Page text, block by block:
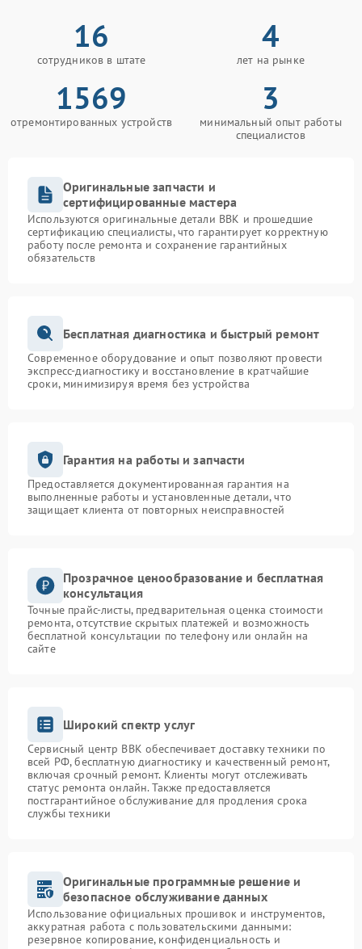
16
сотрудников в штате
4
лет на рынке
1569
отремонтированных устройств
3
минимальный опыт работы
специалистов
Оригинальные запчасти и
сертифицированные мастера
Используются оригинальные детали BBK и прошедшие
сертификацию специалисты, что гарантирует корректную
работу после ремонта и сохранение гарантийных
обязательств
Бесплатная диагностика и быстрый ремонт
Современное оборудование и опыт позволяют провести
экспресс-диагностику и восстановление в кратчайшие
сроки, минимизируя время без устройства
Гарантия на работы и запчасти
Предоставляется документированная гарантия на
выполненные работы и установленные детали, что
защищает клиента от повторных неисправностей
Прозрачное ценообразование и бесплатная
консультация
Точные прайс-листы, предварительная оценка стоимости
ремонта, отсутствие скрытых платежей и возможность
бесплатной консультации по телефону или онлайн на
сайте
Широкий спектр услуг
Сервисный центр BBK обеспечивает доставку техники по
всей РФ, бесплатную диагностику и качественный ремонт,
включая срочный ремонт. Клиенты могут отслеживать
статус ремонта онлайн. Также предоставляется
постгарантийное обслуживание для продления срока
службы техники
Оригинальные программные решение и
безопасное обслуживание данных
Использование официальных прошивок и инструментов,
аккуратная работа с пользовательскими данными:
резервное копирование, конфиденциальность и